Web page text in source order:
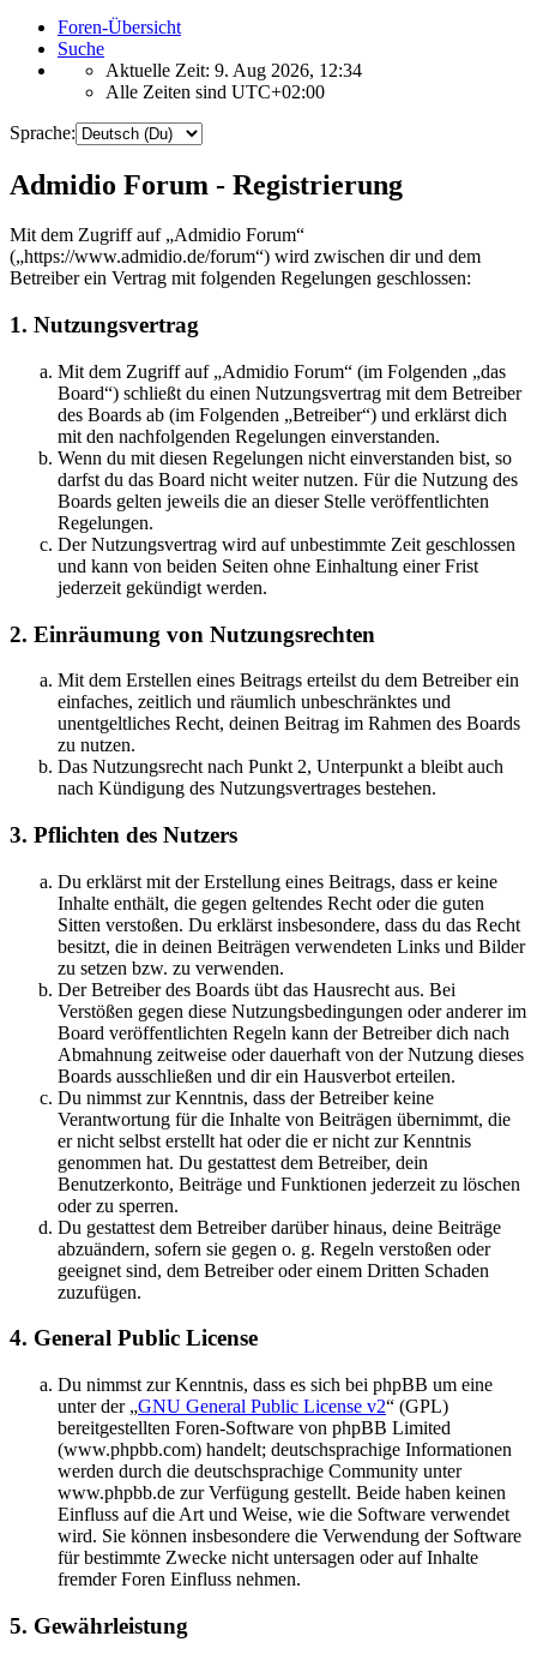
Foren-Übersicht
Suche
Aktuelle Zeit: 9. Aug 2026, 12:34
Alle Zeiten sind UTC+02:00
Sprache:
Admidio Forum - Registrierung
Mit dem Zugriff auf „Admidio Forum“
(„https://www.admidio.de/forum“) wird zwischen dir und dem
Betreiber ein Vertrag mit folgenden Regelungen geschlossen:
1. Nutzungsvertrag
Mit dem Zugriff auf „Admidio Forum“ (im Folgenden „das
Board“) schließt du einen Nutzungsvertrag mit dem Betreiber
des Boards ab (im Folgenden „Betreiber“) und erklärst dich
mit den nachfolgenden Regelungen einverstanden.
Wenn du mit diesen Regelungen nicht einverstanden bist, so
darfst du das Board nicht weiter nutzen. Für die Nutzung des
Boards gelten jeweils die an dieser Stelle veröffentlichten
Regelungen.
Der Nutzungsvertrag wird auf unbestimmte Zeit geschlossen
und kann von beiden Seiten ohne Einhaltung einer Frist
jederzeit gekündigt werden.
2. Einräumung von Nutzungsrechten
Mit dem Erstellen eines Beitrags erteilst du dem Betreiber ein
einfaches, zeitlich und räumlich unbeschränktes und
unentgeltliches Recht, deinen Beitrag im Rahmen des Boards
zu nutzen.
Das Nutzungsrecht nach Punkt 2, Unterpunkt a bleibt auch
nach Kündigung des Nutzungsvertrages bestehen.
3. Pflichten des Nutzers
Du erklärst mit der Erstellung eines Beitrags, dass er keine
Inhalte enthält, die gegen geltendes Recht oder die guten
Sitten verstoßen. Du erklärst insbesondere, dass du das Recht
besitzt, die in deinen Beiträgen verwendeten Links und Bilder
zu setzen bzw. zu verwenden.
Der Betreiber des Boards übt das Hausrecht aus. Bei
Verstößen gegen diese Nutzungsbedingungen oder anderer im
Board veröffentlichten Regeln kann der Betreiber dich nach
Abmahnung zeitweise oder dauerhaft von der Nutzung dieses
Boards ausschließen und dir ein Hausverbot erteilen.
Du nimmst zur Kenntnis, dass der Betreiber keine
Verantwortung für die Inhalte von Beiträgen übernimmt, die
er nicht selbst erstellt hat oder die er nicht zur Kenntnis
genommen hat. Du gestattest dem Betreiber, dein
Benutzerkonto, Beiträge und Funktionen jederzeit zu löschen
oder zu sperren.
Du gestattest dem Betreiber darüber hinaus, deine Beiträge
abzuändern, sofern sie gegen o. g. Regeln verstoßen oder
geeignet sind, dem Betreiber oder einem Dritten Schaden
zuzufügen.
4. General Public License
Du nimmst zur Kenntnis, dass es sich bei phpBB um eine
unter der „GNU General Public License v2“ (GPL)
bereitgestellten Foren-Software von phpBB Limited
(www.phpbb.com) handelt; deutschsprachige Informationen
werden durch die deutschsprachige Community unter
www.phpbb.de zur Verfügung gestellt. Beide haben keinen
Einfluss auf die Art und Weise, wie die Software verwendet
wird. Sie können insbesondere die Verwendung der Software
für bestimmte Zwecke nicht untersagen oder auf Inhalte
fremder Foren Einfluss nehmen.
5. Gewährleistung